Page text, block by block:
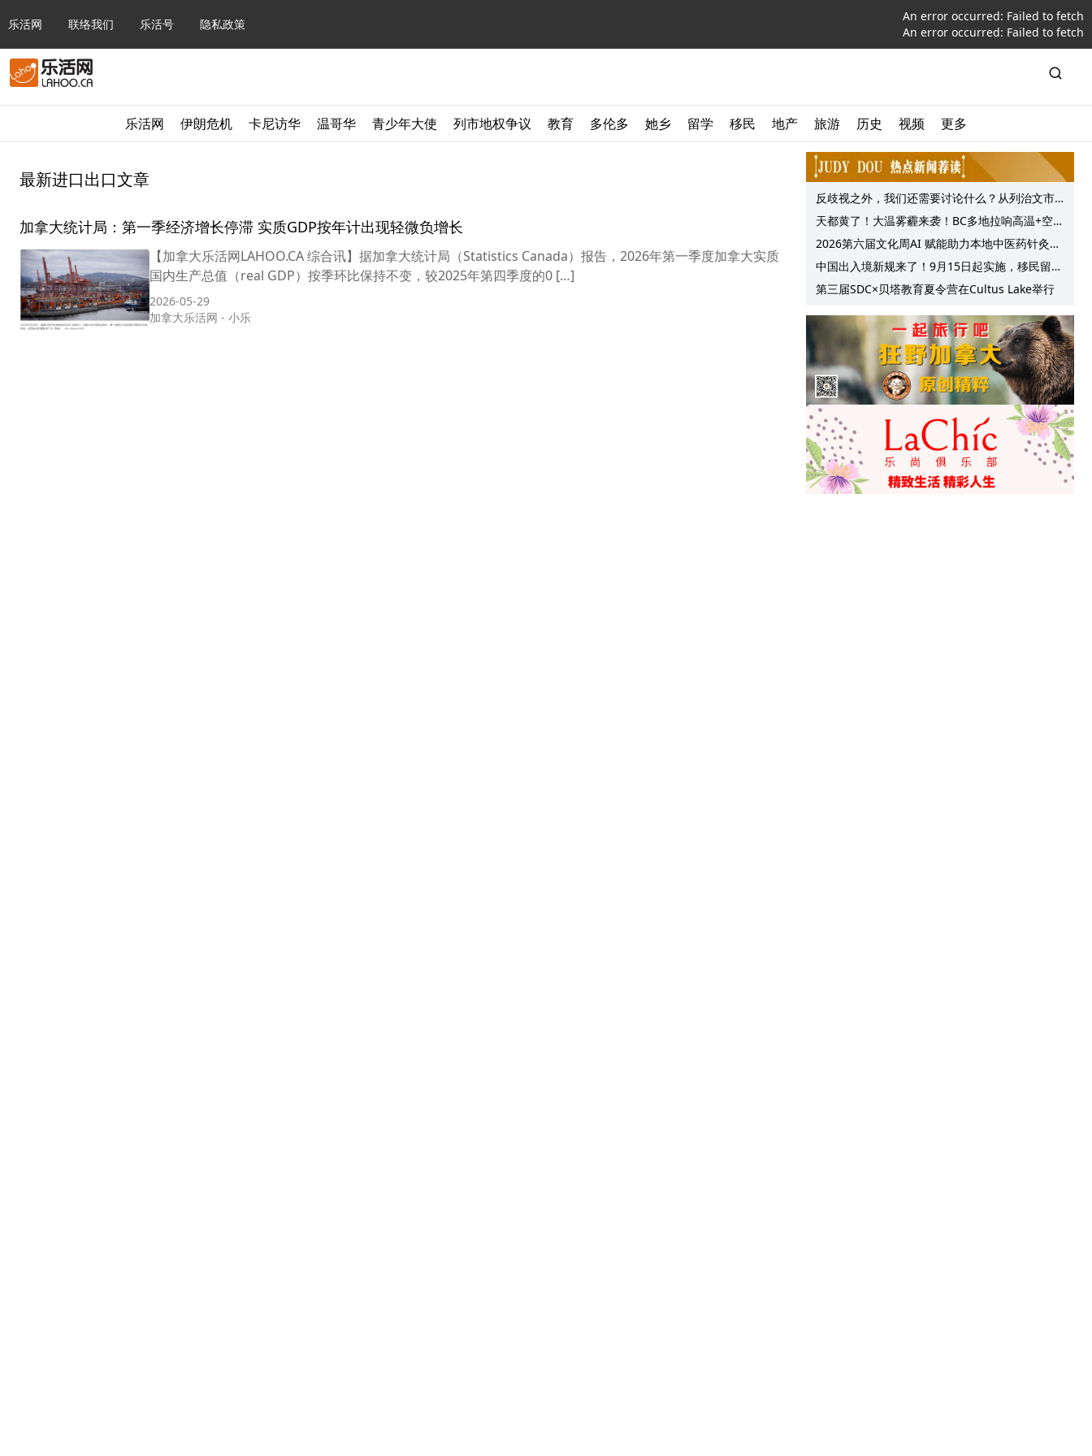
乐活网 联络我们 乐活号 隐私政策
An error occurred: Failed to fetch
An error occurred: Failed to fetch
乐活网 伊朗危机 卡尼访华 温哥华 青少年大使 列市地权争议 教育 多伦多 她乡 留学 移民 地产 旅游 历史 视频 更多
最新进口出口文章
加拿大统计局：第一季经济增长停滞 实质GDP按年计出现轻微负增长
【加拿大乐活网LAHOO.CA 综合讯】据加拿大统计局（Statistics Canada）报告，2026年第一季度加拿大实质
国内生产总值（real GDP）按季环比保持不变，较2025年第四季度的0 […]
2026-05-29
加拿大乐活网 - 小乐
反歧视之外，我们还需要讨论什么？从列治文市
议会一项动议谈起
天都黄了！大温雾霾来袭！BC多地拉响高温+空气
质量预警 最高可达35°C！
2026第六届文化周AI 赋能助力本地中医药针灸服
务提质升级
中国出入境新规来了！9月15日起实施，移民留学
中介迎来最强监管！
第三届SDC×贝塔教育夏令营在Cultus Lake举行